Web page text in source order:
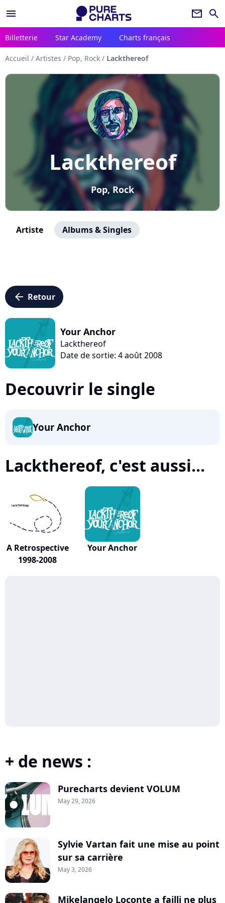
menu newsletter search
Billetterie Star Academy Charts français
Accueil / Artistes / Pop, Rock / Lackthereof
Lackthereof
Pop, Rock
Artiste Albums & Singles
arrow_left Retour
Your Anchor
Lackthereof
Date de sortie: 4 août 2008
Decouvrir le single
Your Anchor
Lackthereof, c'est aussi...
A Retrospective
1998-2008
Your Anchor
+ de news :
Purecharts devient VOLUM
May 29, 2026
Sylvie Vartan fait une mise au point
sur sa carrière
May 3, 2026
Mikelangelo Loconte a failli ne plus